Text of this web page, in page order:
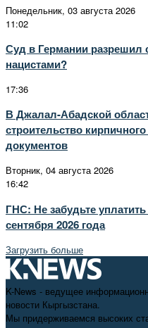
Понедельник, 03 августа 2026
11:02
Суд в Германии разрешил
нацистами?
17:36
В Джалал-Абадской
строительство
документов
Вторник, 04 августа 2026
16:42
ГНС: Не забудьте
сентября 2026 года
Загрузить больше
K-News - ведущее
новости Кыргызстана.
Мы придерживаемся высоких